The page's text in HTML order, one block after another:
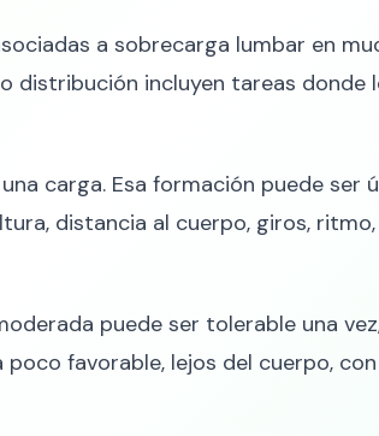
a sobrecarga lumbar en
distribución incluyen tareas donde
carga. Esa formación puede ser
distancia al cuerpo, giros,
puede ser tolerable una
favorable, lejos del cuerpo,